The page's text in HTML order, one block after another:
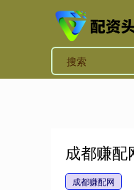
成都赚配
成都赚配网